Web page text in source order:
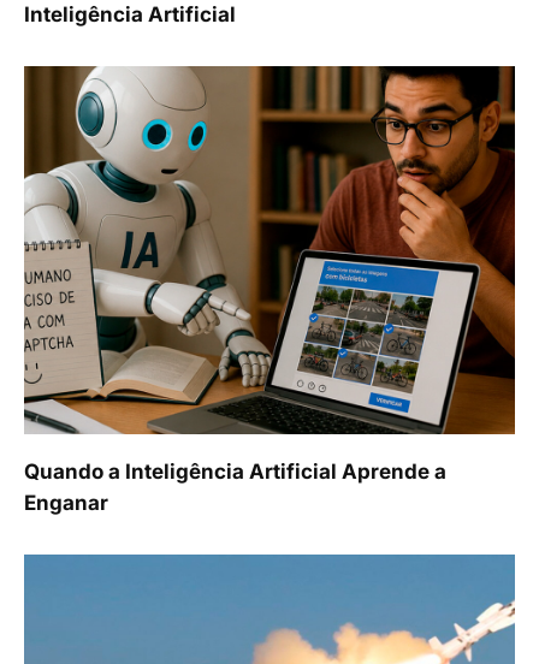
Inteligência Artificial
Quando a Inteligência Artificial Aprende a
Enganar